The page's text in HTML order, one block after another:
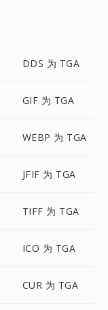
DDS 为 TGA
GIF 为 TGA
WEBP 为 TGA
JFIF 为 TGA
TIFF 为 TGA
ICO 为 TGA
CUR 为 TGA